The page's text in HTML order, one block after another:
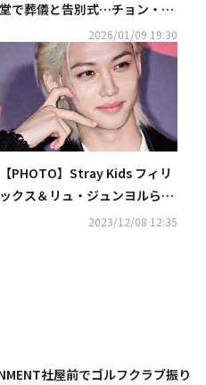
堂で葬儀と告別式…チョン・ウ
ソン＆イ・ジョンジェら参列
2026/01/09 19:30
【PHOTO】Stray Kids フィリ
ックス＆リュ・ジュンヨルら
「2023 GQ NIGHT」に登場
2023/12/08 12:35
社屋前でゴルフクラブ振り